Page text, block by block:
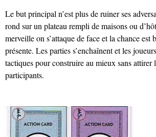
Le but principal n’est plus de ruiner ses
rond sur un plateau rempli de maisons ou
merveille on s’attaque de face et la chance est
présente. Les parties s’enchaînent et les
tactiques pour construire au mieux sans attirer
participants.